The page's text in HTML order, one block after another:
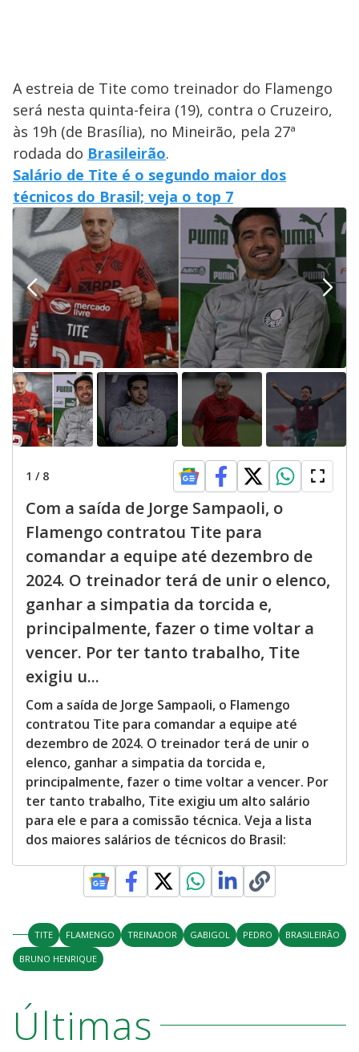
A estreia de Tite como treinador do Flamengo
será nesta quinta-feira (19), contra o Cruzeiro,
às 19h (de Brasília), no Mineirão, pela 27ª
rodada do Brasileirão.
Salário de Tite é o segundo maior dos
técnicos do Brasil; veja o top 7
1 / 8
Com a saída de Jorge Sampaoli, o
Flamengo contratou Tite para
comandar a equipe até dezembro de
2024. O treinador terá de unir o elenco,
ganhar a simpatia da torcida e,
principalmente, fazer o time voltar a
vencer. Por ter tanto trabalho, Tite
exigiu u...
Com a saída de Jorge Sampaoli, o Flamengo
contratou Tite para comandar a equipe até
dezembro de 2024. O treinador terá de unir o
elenco, ganhar a simpatia da torcida e,
principalmente, fazer o time voltar a vencer. Por
ter tanto trabalho, Tite exigiu um alto salário
para ele e para a comissão técnica. Veja a lista
dos maiores salários de técnicos do Brasil:
TITE FLAMENGO TREINADOR GABIGOL PEDRO
BRASILEIRÃO
BRUNO HENRIQUE
Últimas